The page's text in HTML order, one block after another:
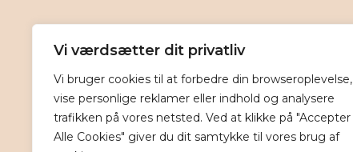
Vi værdsætter dit privatliv
Vi bruger cookies til at forbedre din browseroplevelse,
vise personlige reklamer eller indhold og analysere
trafikken på vores netsted. Ved at klikke på "Accepter
Alle Cookies" giver du dit samtykke til vores brug af